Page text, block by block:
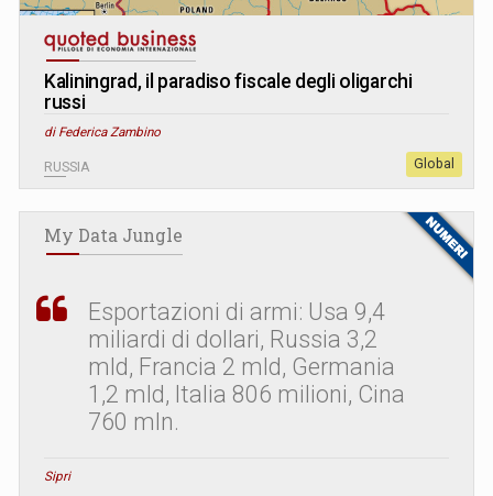
Kaliningrad, il paradiso fiscale degli oligarchi
russi
di Federica Zambino
RUSSIA Global
My Data Jungle
Esportazioni di armi: Usa 9,4
miliardi di dollari, Russia 3,2
mld, Francia 2 mld, Germania
1,2 mld, Italia 806 milioni, Cina
760 mln.
Sipri